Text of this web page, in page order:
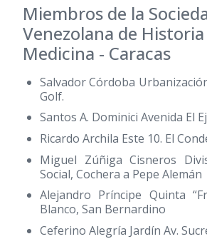
Miembros de la
Venezolana de
Medicina - Caracas
Salvador Córdoba
Golf.
Santos A. Dominici Avenida El
Ricardo Archila Este 10. El
Miguel Zúñiga Cisneros
Social, Cochera a Pepe Alemán
Alejandro Príncipe Quinta
Blanco, San Bernardino
Ceferino Alegría Jardín Av.